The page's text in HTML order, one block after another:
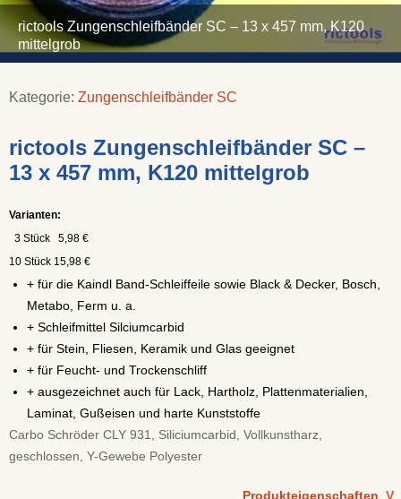
rictools Zungenschleifbänder SC – 13 x 457 mm, K120
mittelgrob
Kategorie: Zungenschleifbänder SC
rictools Zungenschleifbänder SC –
13 x 457 mm, K120 mittelgrob
Varianten:
3 Stück 5,98 €
10 Stück 15,98 €
+ für die Kaindl Band-Schleiffeile sowie Black & Decker, Bosch,
Metabo, Ferm u. a.
+ Schleifmittel Silciumcarbid
+ für Stein, Fliesen, Keramik und Glas geeignet
+ für Feucht- und Trockenschliff
+ ausgezeichnet auch für Lack, Hartholz, Plattenmaterialien,
Laminat, Gußeisen und harte Kunststoffe
Carbo Schröder CLY 931, Siliciumcarbid, Vollkunstharz,
geschlossen, Y-Gewebe Polyester
Produkteigenschaften V